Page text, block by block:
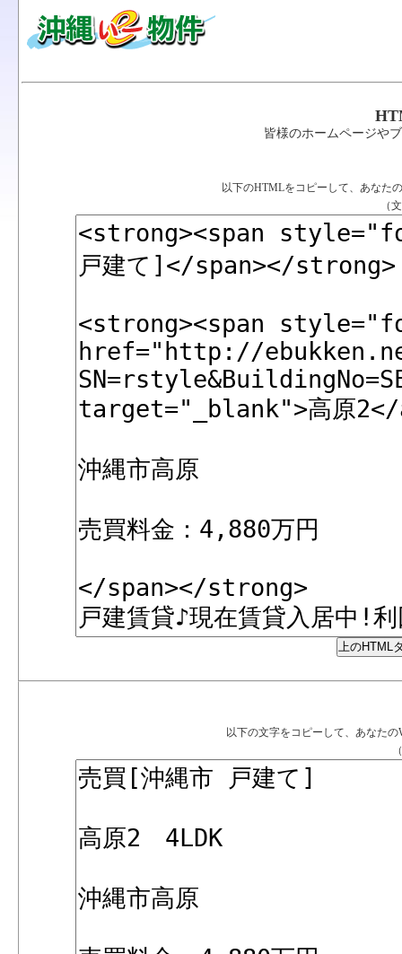
皆様のホームページや
以下のHTMLをコピーして、あなた
（
以下の文字をコピーして、あなた